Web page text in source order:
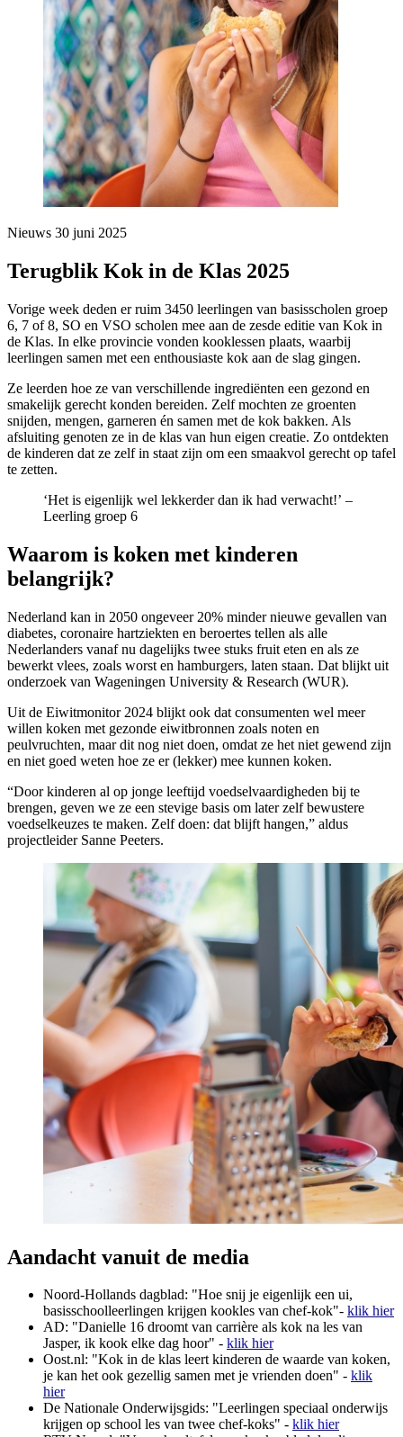
Nieuws 30 juni 2025
Terugblik Kok in de Klas 2025
Vorige week deden er ruim 3450 leerlingen van basisscholen groep
6, 7 of 8, SO en VSO scholen mee aan de zesde editie van Kok in
de Klas. In elke provincie vonden kooklessen plaats, waarbij
leerlingen samen met een enthousiaste kok aan de slag gingen.
Ze leerden hoe ze van verschillende ingrediënten een gezond en
smakelijk gerecht konden bereiden. Zelf mochten ze groenten
snijden, mengen, garneren én samen met de kok bakken. Als
afsluiting genoten ze in de klas van hun eigen creatie. Zo ontdekten
de kinderen dat ze zelf in staat zijn om een smaakvol gerecht op tafel
te zetten.
‘Het is eigenlijk wel lekkerder dan ik had verwacht!’ –
Leerling groep 6
Waarom is koken met kinderen
belangrijk?
Nederland kan in 2050 ongeveer 20% minder nieuwe gevallen van
diabetes, coronaire hartziekten en beroertes tellen als alle
Nederlanders vanaf nu dagelijks twee stuks fruit eten en als ze
bewerkt vlees, zoals worst en hamburgers, laten staan. Dat blijkt uit
onderzoek van Wageningen University & Research (WUR).
Uit de Eiwitmonitor 2024 blijkt ook dat consumenten wel meer
willen koken met gezonde eiwitbronnen zoals noten en
peulvruchten, maar dit nog niet doen, omdat ze het niet gewend zijn
en niet goed weten hoe ze er (lekker) mee kunnen koken.
“Door kinderen al op jonge leeftijd voedselvaardigheden bij te
brengen, geven we ze een stevige basis om later zelf bewustere
voedselkeuzes te maken. Zelf doen: dat blijft hangen,” aldus
projectleider Sanne Peeters.
Aandacht vanuit de media
Noord-Hollands dagblad: "Hoe snij je eigenlijk een ui,
basisschoolleerlingen krijgen kookles van chef-kok"- klik hier
AD: "Danielle 16 droomt van carrière als kok na les van
Jasper, ik kook elke dag hoor" - klik hier
Oost.nl: "Kok in de klas leert kinderen de waarde van koken,
je kan het ook gezellig samen met je vrienden doen" - klik
hier
De Nationale Onderwijsgids: "Leerlingen speciaal onderwijs
krijgen op school les van twee chef-koks" - klik hier